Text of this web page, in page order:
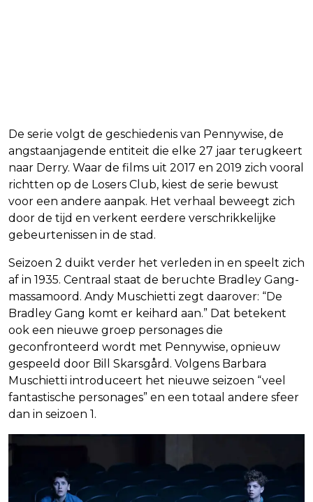
De serie volgt de geschiedenis van Pennywise, de
angstaanjagende entiteit die elke 27 jaar terugkeert
naar Derry. Waar de films uit 2017 en 2019 zich vooral
richtten op de Losers Club, kiest de serie bewust
voor een andere aanpak. Het verhaal beweegt zich
door de tijd en verkent eerdere verschrikkelijke
gebeurtenissen in de stad.
Seizoen 2 duikt verder het verleden in en speelt zich
af in 1935. Centraal staat de beruchte Bradley Gang-
massamoord. Andy Muschietti zegt daarover: “De
Bradley Gang komt er keihard aan.” Dat betekent
ook een nieuwe groep personages die
geconfronteerd wordt met Pennywise, opnieuw
gespeeld door Bill Skarsgård. Volgens Barbara
Muschietti introduceert het nieuwe seizoen “veel
fantastische personages” en een totaal andere sfeer
dan in seizoen 1.